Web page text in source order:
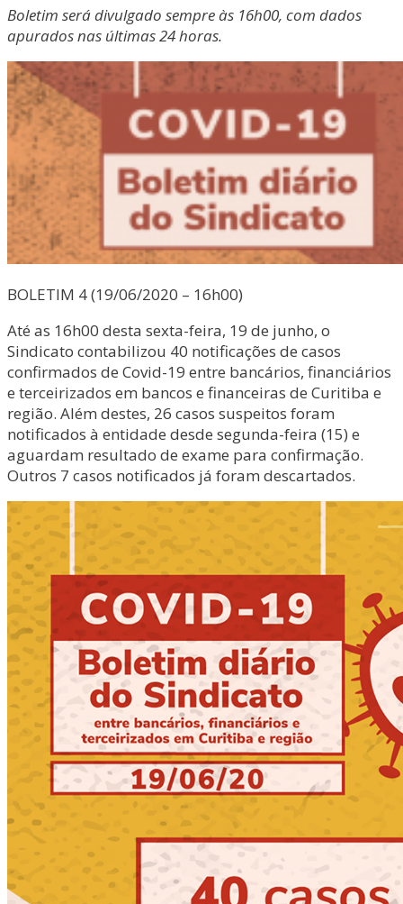
Boletim será divulgado sempre às 16h00, com dados
apurados nas últimas 24 horas.
BOLETIM 4 (19/06/2020 – 16h00)
Até as 16h00 desta sexta-feira, 19 de junho, o
Sindicato contabilizou 40 notificações de casos
confirmados de Covid-19 entre bancários, financiários
e terceirizados em bancos e financeiras de Curitiba e
região. Além destes, 26 casos suspeitos foram
notificados à entidade desde segunda-feira (15) e
aguardam resultado de exame para confirmação.
Outros 7 casos notificados já foram descartados.